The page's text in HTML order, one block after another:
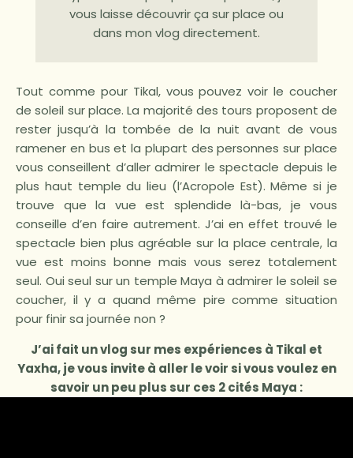
vous laisse découvrir ça sur place ou
dans mon vlog directement.
Tout comme pour Tikal, vous pouvez voir le coucher
de soleil sur place. La majorité des tours proposent de
rester jusqu’à la tombée de la nuit avant de vous
ramener en bus et la plupart des personnes sur place
vous conseillent d’aller admirer le spectacle depuis le
plus haut temple du lieu (l’Acropole Est). Même si je
trouve que la vue est splendide là-bas, je vous
conseille d’en faire autrement. J’ai en effet trouvé le
spectacle bien plus agréable sur la place centrale, la
vue est moins bonne mais vous serez totalement
seul. Oui seul sur un temple Maya à admirer le soleil se
coucher, il y a quand même pire comme situation
pour finir sa journée non ?
J’ai fait un vlog sur mes expériences à Tikal et
Yaxha, je vous invite à aller le voir si vous voulez en
savoir un peu plus sur ces 2 cités Maya :